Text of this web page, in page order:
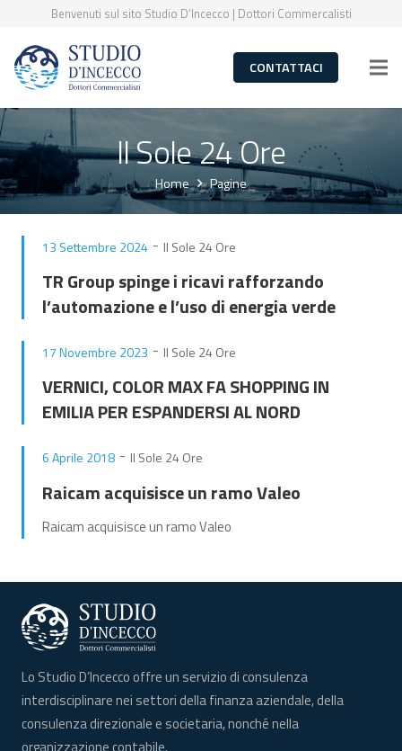
Benvenuti sul sito Studio D’Incecco | Dottori Commercalisti
CONTATTACI
Il Sole 24 Ore
Home Pagine
13 Settembre 2024 - Il Sole 24 Ore
TR Group spinge i ricavi rafforzando
l’automazione e l’uso di energia verde
17 Novembre 2023 - Il Sole 24 Ore
VERNICI, COLOR MAX FA SHOPPING IN
EMILIA PER ESPANDERSI AL NORD
6 Aprile 2018 - Il Sole 24 Ore
Raicam acquisisce un ramo Valeo
Raicam acquisisce un ramo Valeo
Lo Studio D’Incecco offre un servizio di consulenza
interdisciplinare nei settori della finanza aziendale, della
consulenza direzionale e societaria, nonché nella